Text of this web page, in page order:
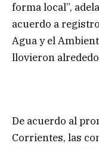
forma local”,
acuerdo a
Agua y el
llovieron
De acuerdo al
Corrientes, las